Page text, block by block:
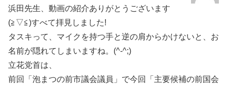
浜田先生、動画の紹介ありがとうございます
(≧▽≦)すべて拝見しました!
タスキって、マイクを持つ手と逆の肩からかけないと、お
名前が隠れてしまいますね。(^-^;)
立花党首は、
前回「泡まつの前市議会議員」で今回「主要候補の前国会